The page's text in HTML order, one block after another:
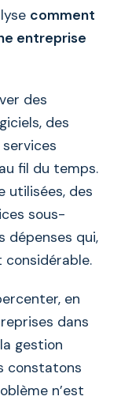
comment
entreprise
des
des
fil du temps.
utilisées, des
sous-
dépenses qui,
considérable.
en
dans
gestion
constatons
n’est